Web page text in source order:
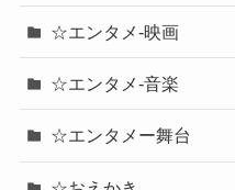
☆エンタメ-映画
☆エンタメ-音楽
☆エンタメー舞台